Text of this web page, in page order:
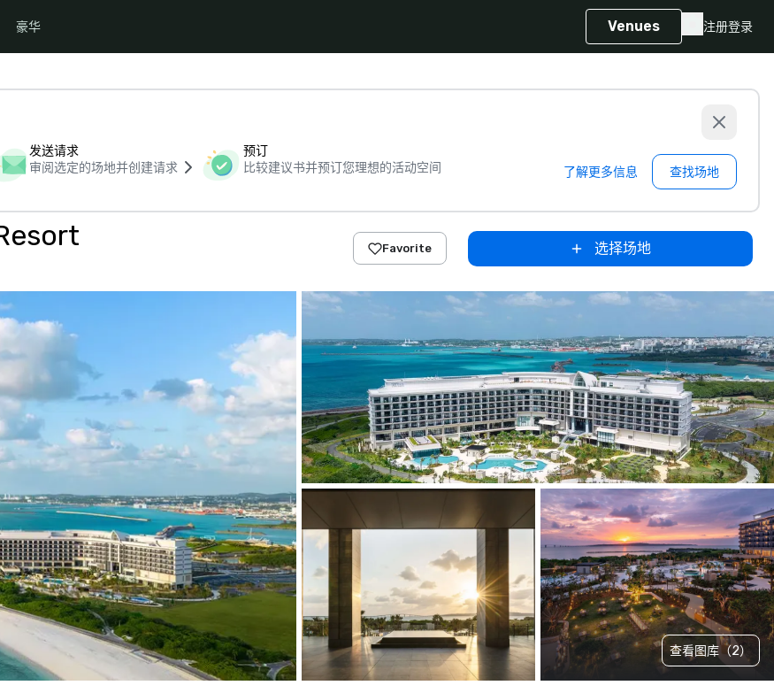
豪华 Venues 注册登录
发送请求
审阅选定的场地并创建请求
预订
比较建议书并预订您理想的活动空间
了解更多信息 查找场地
Favorite 选择场地
查看图库（2）